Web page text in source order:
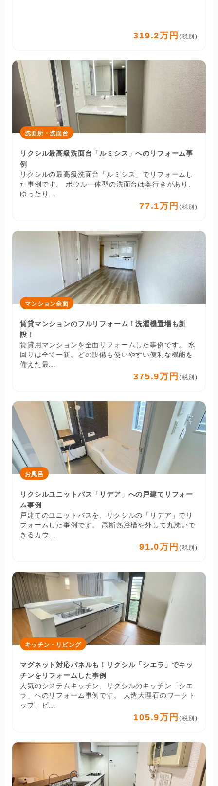
319.2万円 (税別)
洗面所・洗面台
リクシル最高級洗面台「ルミシス」へのリフォーム事
例
リクシルの最高級洗面台「ルミシス」でリフォームし
た事例です。 ボウル一体型の洗面台は奥行きがあり、
ゆったり...
77.1万円 (税別)
マンション全面
賃貸マンションのフルリフォーム！洗濯機置場も新
設！
賃貸用マンションを全面リフォームした事例です。 水
回りは全て一新。どの設備も使いやすい便利な機能を
備えた最...
375.9万円 (税別)
お風呂
リクシルユニットバス「リデア」への戸建てリフォー
ム事例
戸建てのユニットバスを、リクシルの「リデア」でリ
フォームした事例です。 高断熱浴槽や外して丸洗いで
きるカウ...
91.0万円 (税別)
キッチン・リビング
マグネット対応パネルも！リクシル「シエラ」でキッ
チンをリフォームした事例
人気のシステムキッチン、リクシルのキッチン「シエ
ラ」へのリフォーム事例です。 人造大理石のワークト
ップ、ビ...
105.9万円 (税別)